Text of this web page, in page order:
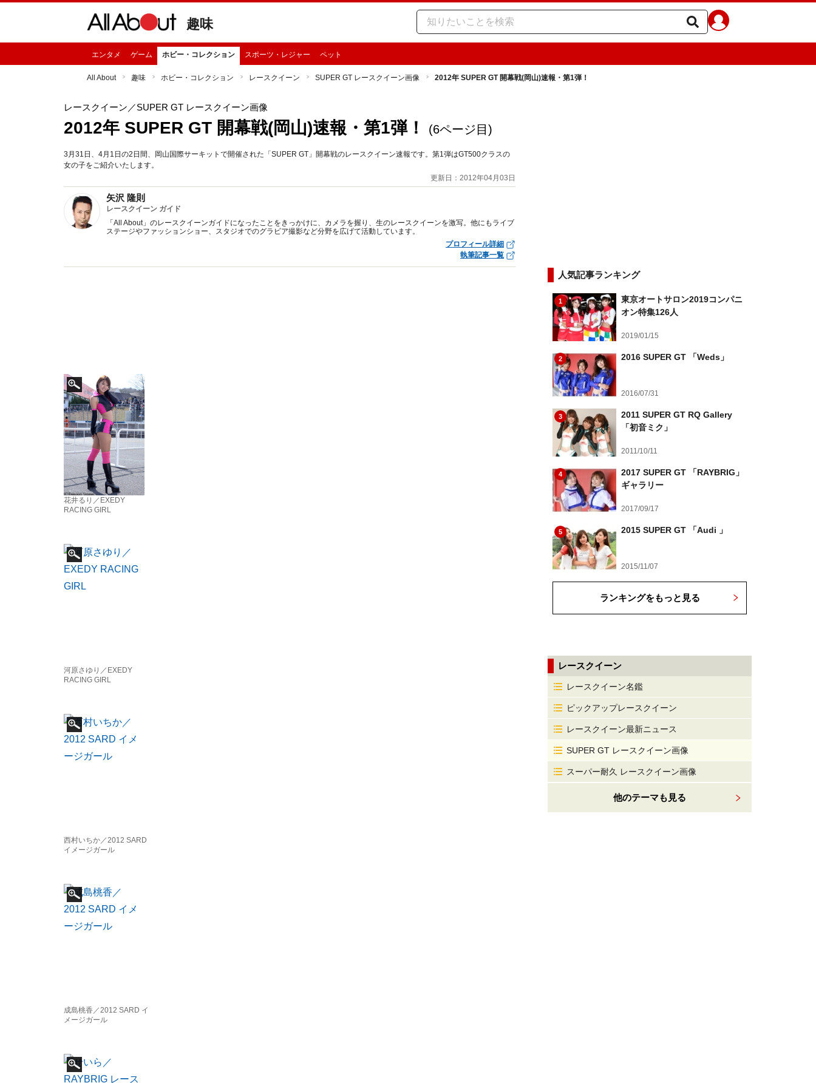
趣味
エンタメ ゲーム ホビー・コレクション スポーツ・レジャー ペット
All About 趣味 ホビー・コレクション レースクイーン SUPER GT レースクイーン画像 2012年 SUPER GT 開幕戦(岡山)速報・第1弾！
レースクイーン ／SUPER GT レースクイーン画像
2012年 SUPER GT 開幕戦(岡山)速報・第1弾！ (6ページ目)
3月31日、4月1日の2日間、岡山国際サーキットで開催された「SUPER GT」開幕戦のレースクイーン速報です。第1弾はGT500クラスの
女の子をご紹介いたします。
更新日：2012年04月03日
矢沢 隆則
レースクイーン ガイド
「All About」のレースクイーンガイドになったことをきっかけに、カメラを握り、生のレースクイーンを激写。他にもライブ
ステージやファッションショー、スタジオでのグラビア撮影など分野を広げて活動しています。
プロフィール詳細
執筆記事一覧
花井るり／EXEDY
RACING GIRL
河原さゆり／EXEDY
RACING GIRL
西村いちか／2012 SARD
イメージガール
成島桃香／2012 SARD イ
メージガール
人気記事ランキング
1
東京オートサロン2019コンパニ
オン特集126人
2019/01/15
2 2016 SUPER GT 「Weds」
2016/07/31
3
2011 SUPER GT RQ Gallery
「初音ミク」
2011/10/11
4
2017 SUPER GT 「RAYBRIG」
ギャラリー
2017/09/17
5 2015 SUPER GT 「Audi 」
2015/11/07
ランキングをもっと見る
レースクイーン
レースクイーン名鑑
ピックアップレースクイーン
レースクイーン最新ニュース
SUPER GT レースクイーン画像
スーパー耐久 レースクイーン画像
他のテーマも見る